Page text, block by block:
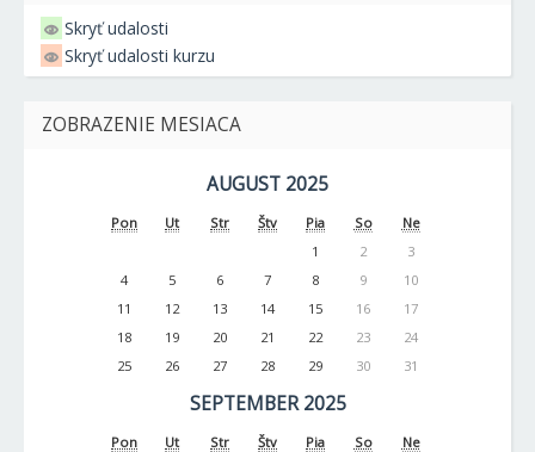
Skryť udalosti
Skryť udalosti kurzu
ZOBRAZENIE MESIACA
AUGUST 2025
Pon Ut Str Štv Pia So
Ne
1
2
3
4
5 6 7 8 9
10
11
12 13 14 15 16
17
18
19 20 21 22 23
24
25
26 27 28 29 30 31
SEPTEMBER 2025
Pon Ut Str Štv Pia So
Ne